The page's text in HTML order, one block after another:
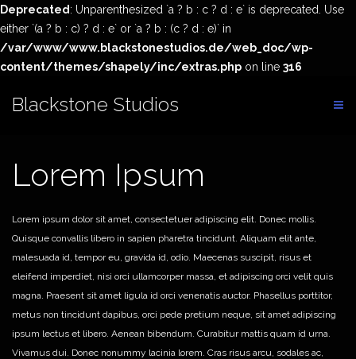
Deprecated : Unparenthesized `a ? b : c ? d : e` is deprecated. Use
either `(a ? b : c) ? d : e` or `a ? b : (c ? d : e)` in
/var/www/www.blackstonestudios.de/web_doc/wp-
content/themes/shapely/inc/extras.php on line 316
Blackstone Studios
Lorem Ipsum
Lorem ipsum dolor sit amet, consectetuer adipiscing elit. Donec mollis.
Quisque convallis libero in sapien pharetra tincidunt. Aliquam elit ante,
malesuada id, tempor eu, gravida id, odio. Maecenas suscipit, risus et
eleifend imperdiet, nisi orci ullamcorper massa, et adipiscing orci velit quis
magna. Praesent sit amet ligula id orci venenatis auctor. Phasellus porttitor,
metus non tincidunt dapibus, orci pede pretium neque, sit amet adipiscing
ipsum lectus et libero. Aenean bibendum. Curabitur mattis quam id urna.
Vivamus dui. Donec nonummy lacinia lorem. Cras risus arcu, sodales ac,